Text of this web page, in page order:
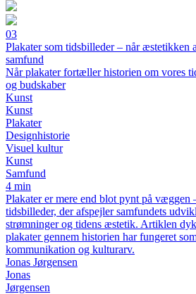
03
Plakater som tidsbilleder – når æstetikken
samfund
Når plakater fortæller historien om vores
og budskaber
Kunst
Kunst
Plakater
Designhistorie
Visuel kultur
Kunst
Samfund
4 min
Plakater er mere end blot pynt på væggen
tidsbilleder, der afspejler samfundets
strømninger og tidens æstetik. Artiklen
plakater gennem historien har fungeret
kommunikation og kulturarv.
Jonas Jørgensen
Jonas
Jørgensen